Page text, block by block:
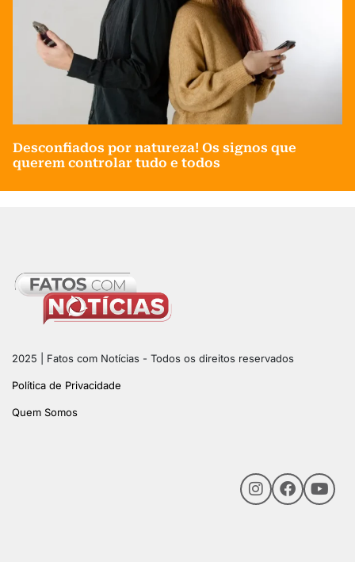
Desconfiados por natureza! Os signos que
querem controlar tudo e todos
2025 | Fatos com Notícias - Todos os direitos reservados
Política de Privacidade
Quem Somos